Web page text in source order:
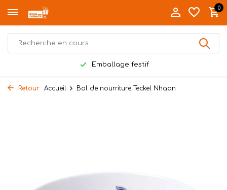
0
Emballage festif
Retour Accueil Bol de nourriture Teckel Nhaan